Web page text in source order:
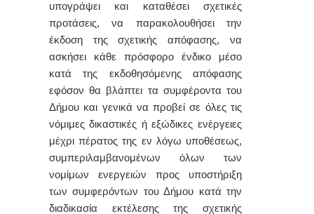
υπογράψει και καταθέσει σχετικές
προτάσεις, να παρακολουθήσει την
έκδοση της σχετικής απόφασης, να
ασκήσει κάθε πρόσφορο ένδικο μέσο
κατά της εκδοθησόμενης απόφασης
εφόσον θα βλάπτει τα συμφέροντα του
Δήμου και γενικά να προβεί σε όλες τις
νόμιμες δικαστικές ή εξώδικες ενέργειες
μέχρι πέρατος της εν λόγω υποθέσεως,
συμπεριλαμβανομένων όλων των
νομίμων ενεργειών προς υποστήριξη
των συμφερόντων του Δήμου κατά την
διαδικασία εκτέλεσης της σχετικής